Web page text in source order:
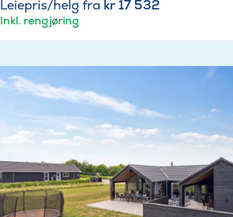
Leiepris/helg fra kr 17 532
Inkl. rengjøring